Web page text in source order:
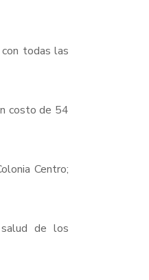
todas las
costo de 54
Centro;
de los